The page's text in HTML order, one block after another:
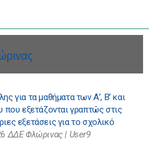
για τα μαθήματα των Α’, Β’ και
που εξετάζονται γραπτώς στις
εξετάσεις για το σχολικό
ΔΔΕ Φλώρινας | User9